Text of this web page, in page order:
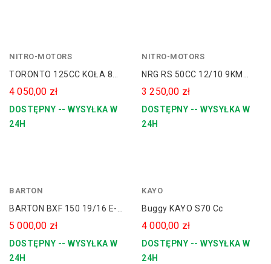
NITRO-MOTORS
żółty
graffiti
TORONTO 125CC KOŁA 8
GRAFITTI 3 BIEGI
4 050,00 zł
DOSTĘPNY -- WYSYŁKA W
24H
NITRO-MOTORS
NRG RS 50CC 12/10 9KM
REPLIKA KTM
3 250,00 zł
DOSTĘPNY -- WYSYŁKA W
24H
BARTON
czerwony
BARTON BXF 150 19/16 E-
START + KOPNIAK
5 000,00 zł
DOSTĘPNY -- WYSYŁKA W
24H
KAYO
Buggy KAYO S70 Cc
4 000,00 zł
DOSTĘPNY -- WYSYŁKA W
24H